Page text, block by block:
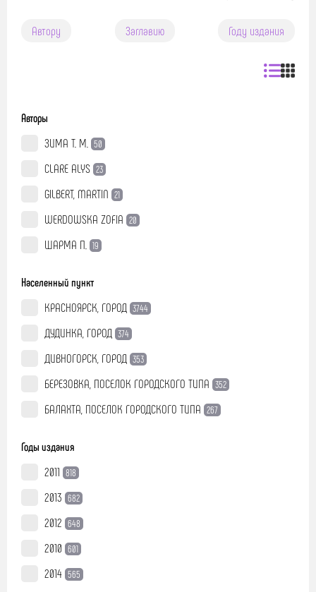
Автору Заглавию Году издания
Авторы
ЗИМА Т. М. 50
CLARE ALYS 23
GILBERT, MARTIN 21
WERDOWSKA ZOFIA 20
ШАРМА П. 19
Населенный пункт
КРАСНОЯРСК, ГОРОД 3744
ДУДИНКА, ГОРОД 374
ДИВНОГОРСК, ГОРОД 353
БЕРЕЗОВКА, ПОСЕЛОК ГОРОДСКОГО ТИПА 352
БАЛАХТА, ПОСЕЛОК ГОРОДСКОГО ТИПА 267
Годы издания
2011 818
2013 682
2012 648
2010 601
2014 565